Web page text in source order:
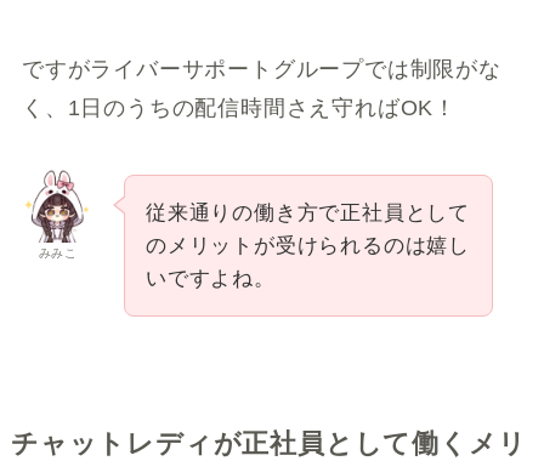
ですがライバーサポートグループでは制限がな
く、1日のうちの配信時間さえ守ればOK！
みみこ
従来通りの働き方で正社員として
のメリットが受けられるのは嬉し
いですよね。
チャットレディが正社員として働くメリ